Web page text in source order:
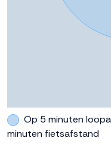
Op 5 minuten
minuten fietsafstand